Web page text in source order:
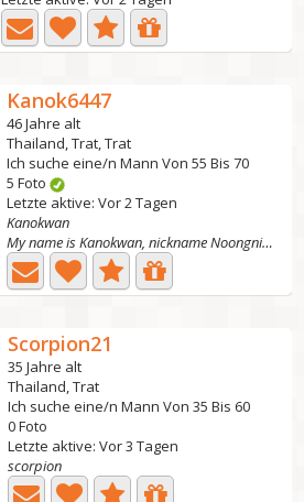
Kanok6447
46 Jahre alt
Thailand, Trat, Trat
Ich suche eine/n Mann Von 55 Bis 70
5 Foto
Letzte aktive: Vor 2 Tagen
Kanokwan
My name is Kanokwan, nickname Noongning. I am a single...
Scorpion21
35 Jahre alt
Thailand, Trat
Ich suche eine/n Mann Von 35 Bis 60
0 Foto
Letzte aktive: Vor 3 Tagen
scorpion